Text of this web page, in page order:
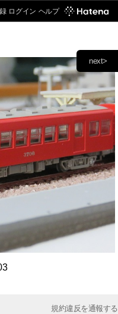
ログイン ヘルプ
next>
規約違反を通報する